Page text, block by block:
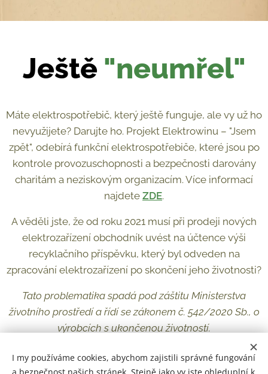
Ještě "neumřel"
Máte elektrospotřebič, který ještě funguje, ale vy už ho
nevyužijete? Darujte ho. Projekt Elektrowinu – "Jsem
zpět", odebírá funkční elektrospotřebiče, které jsou po
kontrole provozuschopnosti a bezpečnosti darovány
charitám a neziskovým organizacím. Více informací
najdete ZDE.
A věděli jste, že od roku 2021 musí při prodeji nových
elektrozařízení obchodník uvést na účtence výši
recyklačního příspěvku, který byl odveden na
zpracování elektrozařízení po skončení jeho životnosti?
Tato problematika spadá pod záštitu Ministerstva
životního prostředí a řídí se zákonem č. 542/2020 Sb., o
výrobcích s ukončenou životností.
I my používáme cookies, abychom zajistili správné fungování